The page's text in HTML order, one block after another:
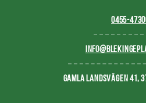
0455-
GAMLA LANDSVÄGEN 41,